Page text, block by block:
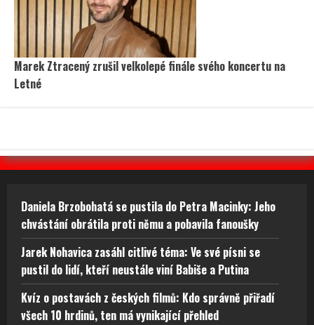
Marek Ztracený zrušil velkolepé finále svého koncertu na
Letné
Daniela Brzobohatá se pustila do Petra Macinky: Jeho
chvástání obrátila proti němu a pobavila fanoušky
Jarek Nohavica zasáhl citlivé téma: Ve své písni se
pustil do lidí, kteří neustále viní Babiše a Putina
Kvíz o postavách z českých filmů: Kdo správně přiřadí
všech 10 hrdinů, ten má vynikající přehled